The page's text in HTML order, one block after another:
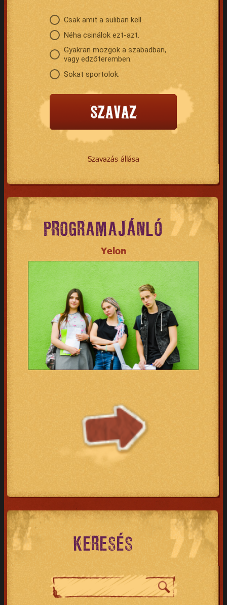
Csak amit a suliban kell.
Néha csinálok ezt-azt.
Gyakran mozgok a szabadban,
vagy edzőteremben.
Sokat sportolok.
Szavazás állása
PROGRAMAJÁNLÓ
Yelon
KERESÉS